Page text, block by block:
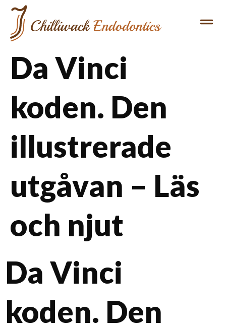
Da Vinci
koden. Den
illustrerade
utgåvan – Läs
och njut
Da Vinci
koden. Den